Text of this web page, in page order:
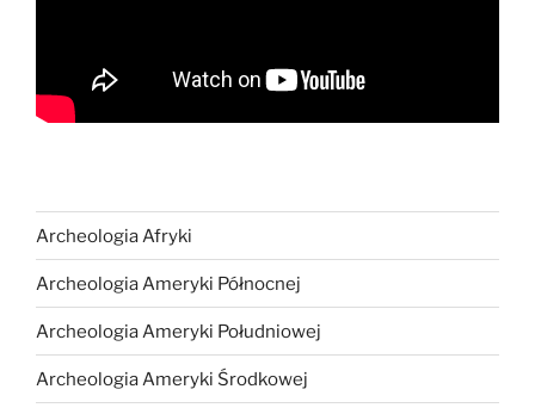
Archeologia Afryki
Archeologia Ameryki Północnej
Archeologia Ameryki Południowej
Archeologia Ameryki Środkowej